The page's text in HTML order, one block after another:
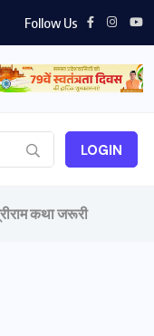
Follow Us
LOGIN
कथा जरूरी